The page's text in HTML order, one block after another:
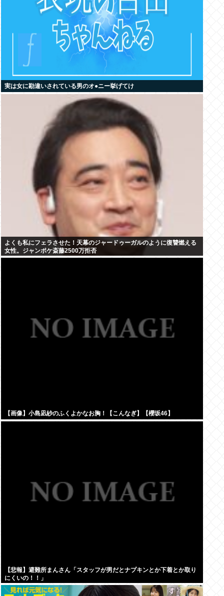
実は女に勘違いされている男のオ●ニー挙げてけ
よくも私にフェラさせた！天幕のジャードゥーガルのように復讐燃える
女性。ジャンポケ斎藤2500万拒否
【画像】小島凪紗のふくよかなお胸！【こんなぎ】【櫻坂46】
【悲報】避難所まんさん「スタッフが男だとナプキンとか下着とか取り
にくいの！！」